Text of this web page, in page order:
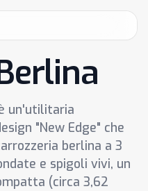
un'utilitaria
"New Edge" che
berlina a 3
e spigoli vivi, un
(circa 3,62